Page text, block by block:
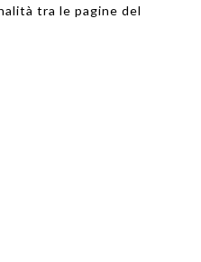
tra le pagine del